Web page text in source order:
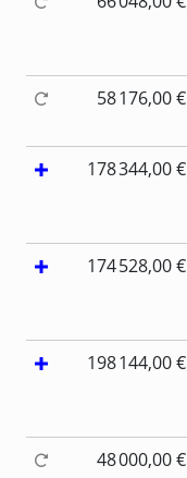
58 176,00 €
178 344,00 €
174 528,00 €
198 144,00 €
48 000,00 €